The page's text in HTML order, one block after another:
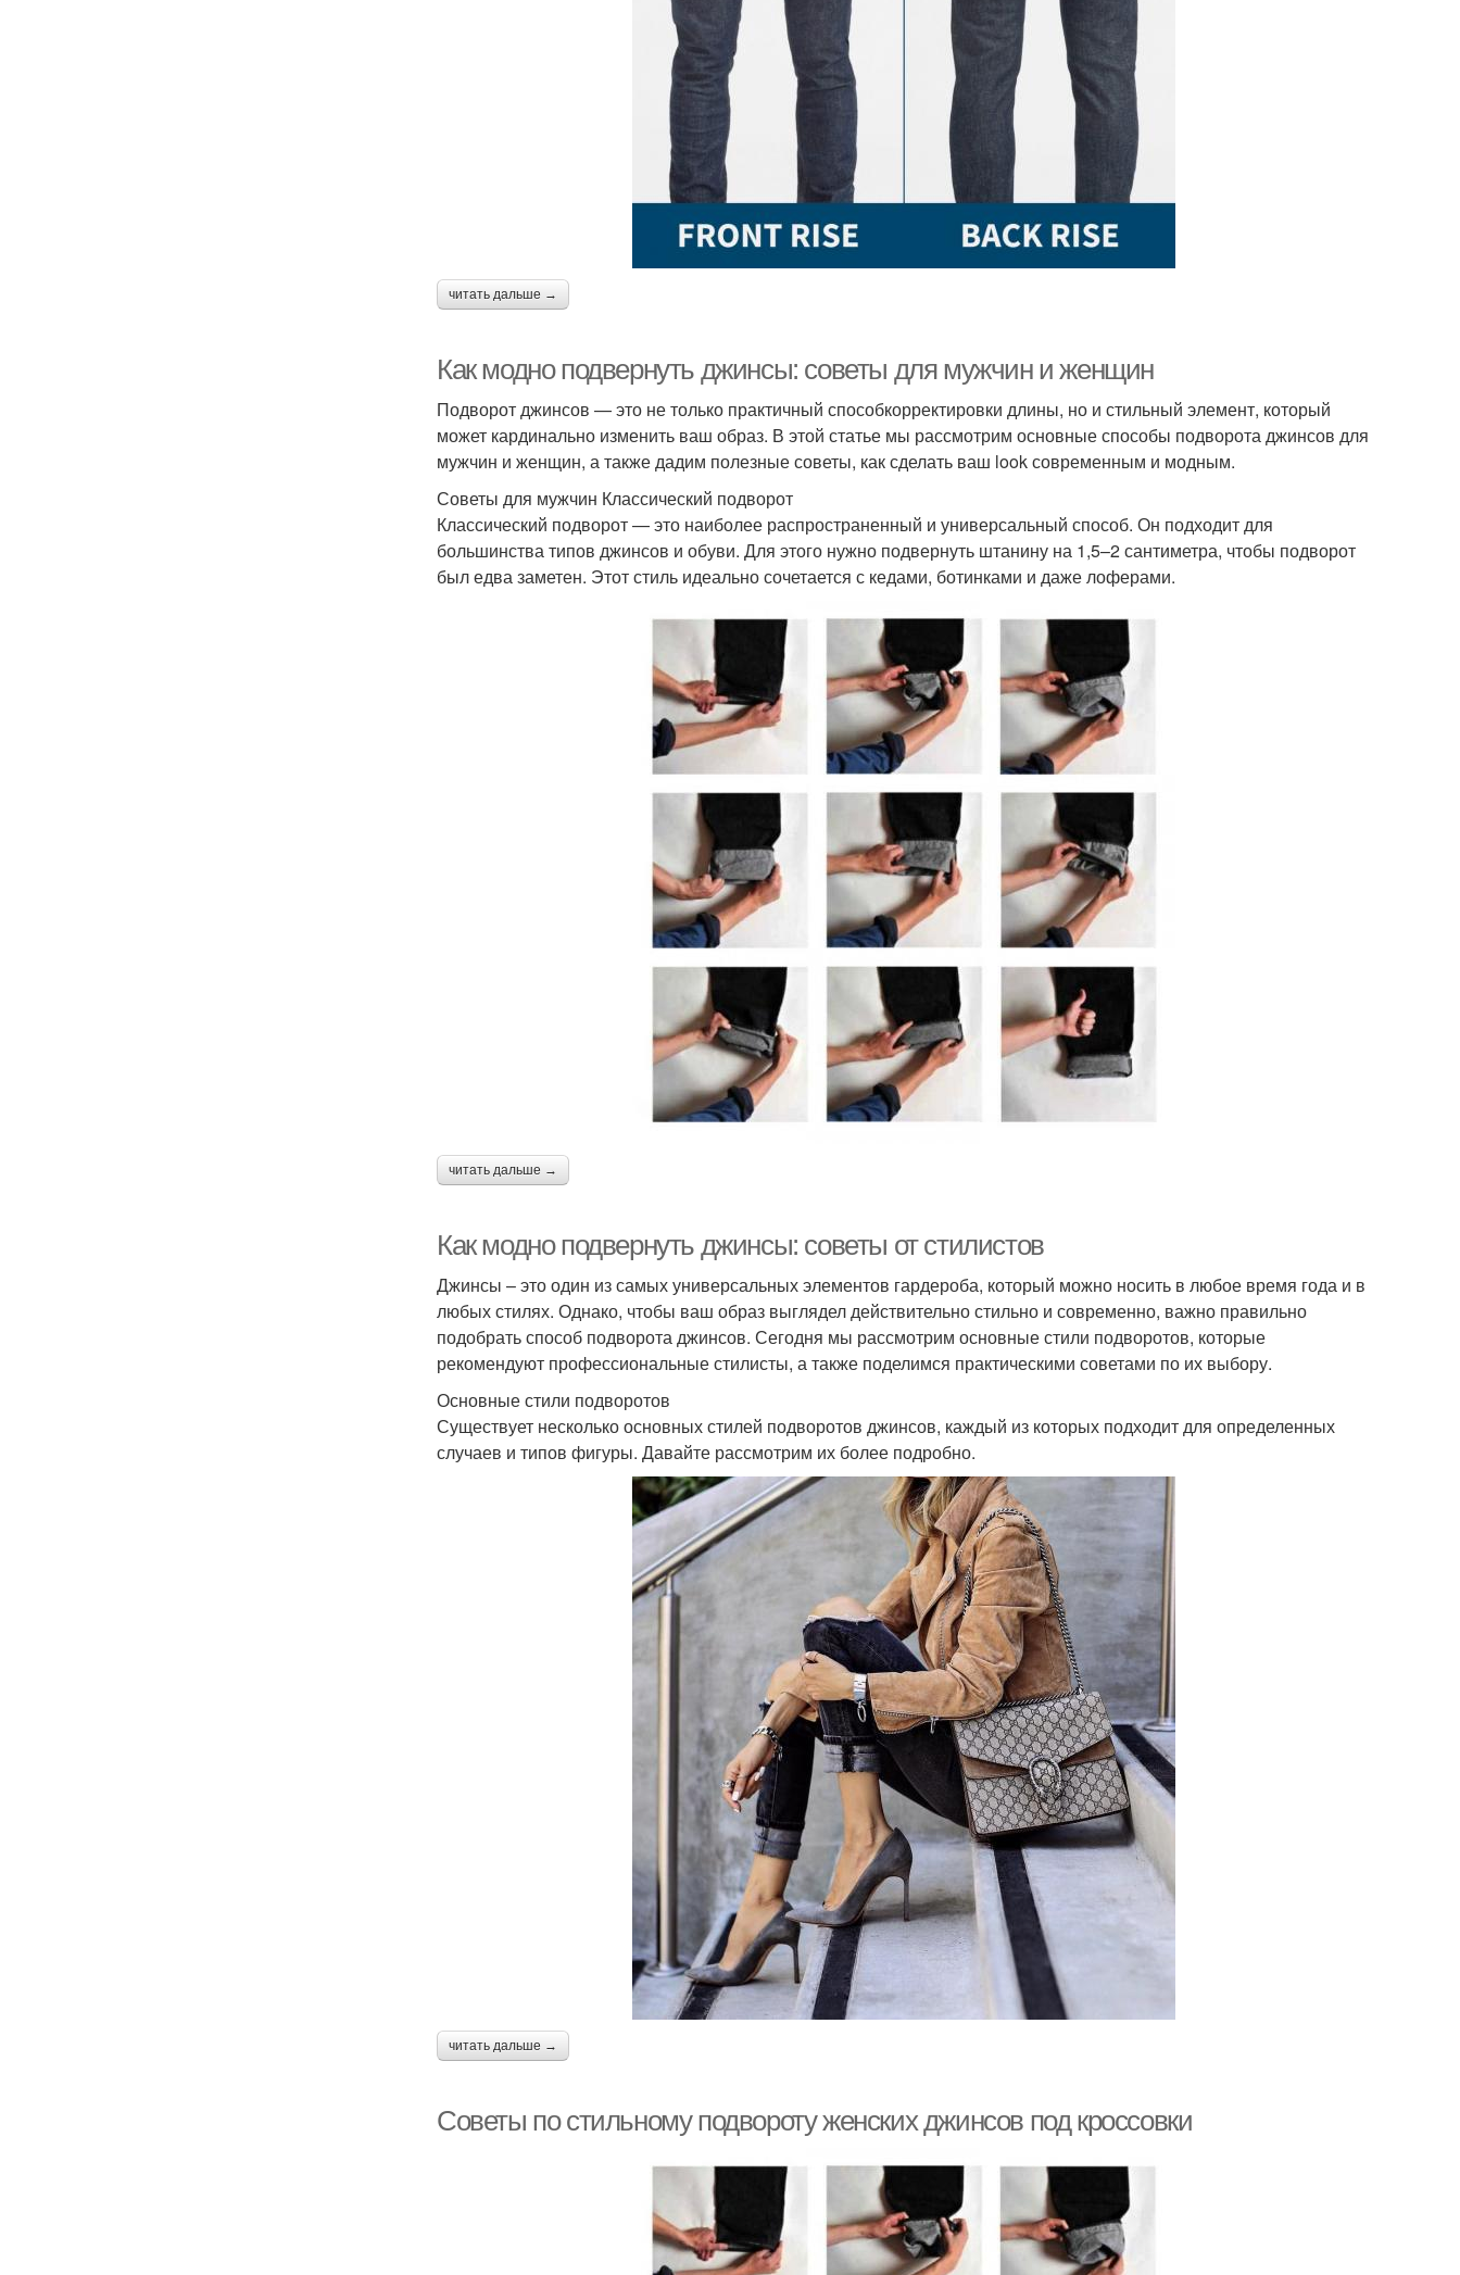
читать дальше →
Как модно подвернуть джинсы: советы для мужчин и женщин
Подворот джинсов — это не только практичный способкорректировки длины, но и стильный элемент, который
может кардинально изменить ваш образ. В этой статье мы рассмотрим основные способы подворота джинсов для
мужчин и женщин, а также дадим полезные советы, как сделать ваш look современным и модным.
Советы для мужчин Классический подворот
Классический подворот — это наиболее распространенный и универсальный способ. Он подходит для
большинства типов джинсов и обуви. Для этого нужно подвернуть штанину на 1,5–2 сантиметра, чтобы подворот
был едва заметен. Этот стиль идеально сочетается с кедами, ботинками и даже лоферами.
читать дальше →
Как модно подвернуть джинсы: советы от стилистов
Джинсы – это один из самых универсальных элементов гардероба, который можно носить в любое время года и в
любых стилях. Однако, чтобы ваш образ выглядел действительно стильно и современно, важно правильно
подобрать способ подворота джинсов. Сегодня мы рассмотрим основные стили подворотов, которые
рекомендуют профессиональные стилисты, а также поделимся практическими советами по их выбору.
Основные стили подворотов
Существует несколько основных стилей подворотов джинсов, каждый из которых подходит для определенных
случаев и типов фигуры. Давайте рассмотрим их более подробно.
читать дальше →
Советы по стильному подвороту женских джинсов под кроссовки